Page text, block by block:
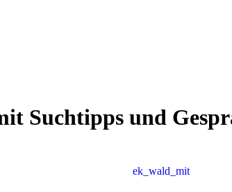
Suchtipps und